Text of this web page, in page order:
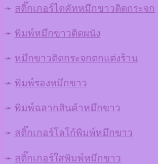
➛ สติ๊กเกอร์ไดคัทหมึกขาวติดกระจก
➛ พิมพ์หมึกขาวติดผนัง
➛ หมึกขาวติดกระจกตกแต่งร้าน
➛ พิมพ์รองหมึกขาว
➛ พิมพ์ฉลากสินค้าหมึกขาว
➛ สติ๊กเกอร์โลโก้พิมพ์หมึกขาว
➛ สติ๊กเกอร์ใสพิมพ์หมึกขาว